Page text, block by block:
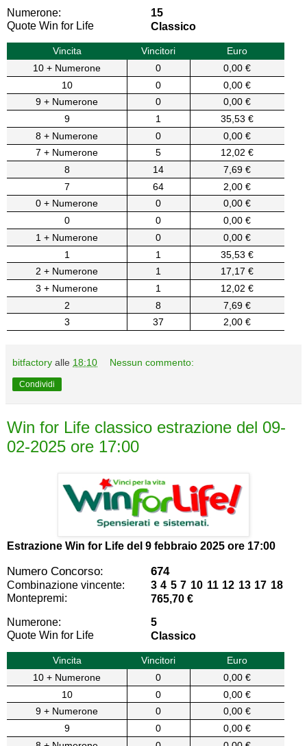
Numerone:
15
Quote Win for Life
Classico
Vincita Vincitori
Euro
10 + Numerone
0
0,00 €
10
0
0,00 €
9 + Numerone
0
0,00 €
9
1
35,53 €
8 + Numerone
0
0,00 €
7 + Numerone
5
12,02 €
8
14
7,69 €
7
64
2,00 €
0 + Numerone
0
0,00 €
0
0
0,00 €
1 + Numerone
0
0,00 €
1
1
35,53 €
2 + Numerone
1
17,17 €
3 + Numerone
1
12,02 €
2
8
7,69 €
3
37 2,00 €
bitfactory alle 18:10 Nessun commento:
Condividi
Win for Life classico estrazione del 09-
02-2025 ore 17:00
Estrazione Win for Life del 9 febbraio 2025 ore 17:00
Numero Concorso: 674
Combinazione vincente:
3 4 5 7 10 11 12 13 17 18
Montepremi:
765,70 €
Numerone:
5
Quote Win for Life
Classico
Vincita Vincitori
Euro
10 + Numerone
0
0,00 €
10
0
0,00 €
9 + Numerone
0
0,00 €
9
0
0,00 €